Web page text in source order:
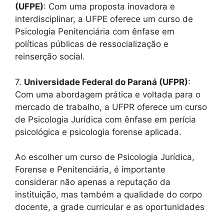
(UFPE): Com uma proposta inovadora e
interdisciplinar, a UFPE oferece um curso de
Psicologia Penitenciária com ênfase em
políticas públicas de ressocialização e
reinserção social.
7. Universidade Federal do Paraná (UFPR):
Com uma abordagem prática e voltada para o
mercado de trabalho, a UFPR oferece um curso
de Psicologia Jurídica com ênfase em perícia
psicológica e psicologia forense aplicada.
Ao escolher um curso de Psicologia Jurídica,
Forense e Penitenciária, é importante
considerar não apenas a reputação da
instituição, mas também a qualidade do corpo
docente, a grade curricular e as oportunidades